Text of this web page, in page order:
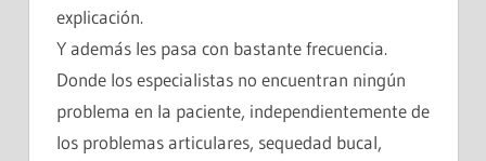
explicación.
Y además les pasa con bastante frecuencia.
Donde los especialistas no encuentran ningún
problema en la paciente, independientemente de
los problemas articulares, sequedad bucal,